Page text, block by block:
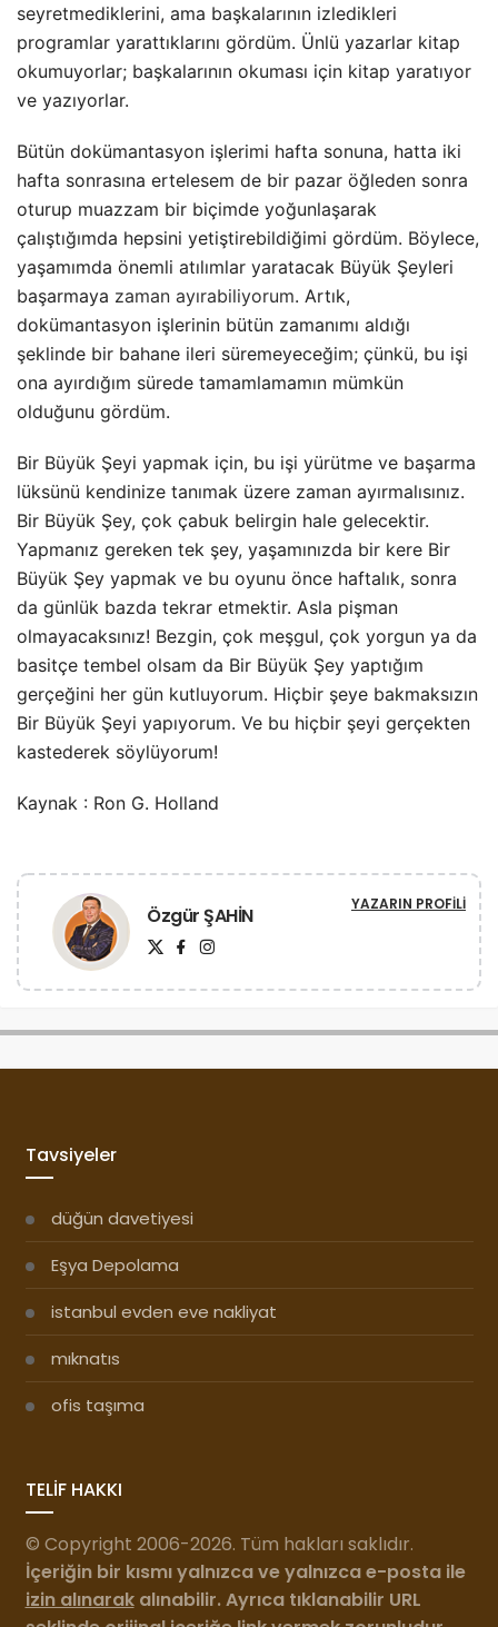
seyretmediklerini, ama başkalarının izledikleri
programlar yarattıklarını gördüm. Ünlü yazarlar kitap
okumuyorlar; başkalarının okuması için kitap yaratıyor
ve yazıyorlar.
Bütün dokümantasyon işlerimi hafta sonuna, hatta iki
hafta sonrasına ertelesem de bir pazar öğleden sonra
oturup muazzam bir biçimde yoğunlaşarak
çalıştığımda hepsini yetiştirebildiğimi gördüm. Böylece,
yaşamımda önemli atılımlar yaratacak Büyük Şeyleri
başarmaya zaman ayırabiliyorum. Artık,
dokümantasyon işlerinin bütün zamanımı aldığı
şeklinde bir bahane ileri süremeyeceğim; çünkü, bu işi
ona ayırdığım sürede tamamlamamın mümkün
olduğunu gördüm.
Bir Büyük Şeyi yapmak için, bu işi yürütme ve başarma
lüksünü kendinize tanımak üzere zaman ayırmalısınız.
Bir Büyük Şey, çok çabuk belirgin hale gelecektir.
Yapmanız gereken tek şey, yaşamınızda bir kere Bir
Büyük Şey yapmak ve bu oyunu önce haftalık, sonra
da günlük bazda tekrar etmektir. Asla pişman
olmayacaksınız! Bezgin, çok meşgul, çok yorgun ya da
basitçe tembel olsam da Bir Büyük Şey yaptığım
gerçeğini her gün kutluyorum. Hiçbir şeye bakmaksızın
Bir Büyük Şeyi yapıyorum. Ve bu hiçbir şeyi gerçekten
kastederek söylüyorum!
Kaynak : Ron G. Holland
Özgür ŞAHİN YAZARIN PROFILI
Tavsiyeler
düğün davetiyesi
Eşya Depolama
istanbul evden eve nakliyat
mıknatıs
ofis taşıma
TELİF HAKKI
© Copyright 2006-2026. Tüm hakları saklıdır.
İçeriğin bir kısmı yalnızca ve yalnızca e-posta ile
izin alınarakalınabilir. Ayrıca tıklanabilir URL